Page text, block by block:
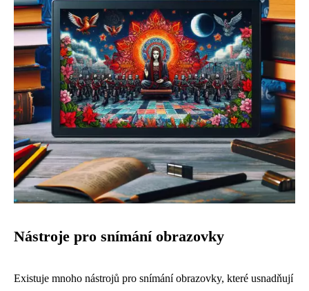
Nástroje pro snímání obrazovky
Existuje mnoho nástrojů pro snímání obrazovky, které usnadňují